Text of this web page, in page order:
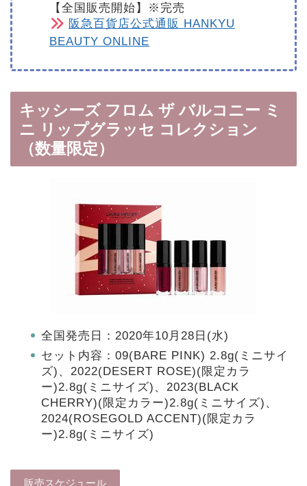
【全国販売開始】※完売
阪急百貨店公式通販 HANKYU
BEAUTY ONLINE
キッシーズ フロム ザ バルコニー ミ
ニ リップグラッセ コレクション
（数量限定）
全国発売日：2020年10月28日(水)
セット内容：09(BARE PINK) 2.8g(ミニサイ
ズ)、2022(DESERT ROSE)(限定カラ
ー)2.8g(ミニサイズ)、2023(BLACK
CHERRY)(限定カラー)2.8g(ミニサイズ)、
2024(ROSEGOLD ACCENT)(限定カラ
ー)2.8g(ミニサイズ)
販売スケジュール